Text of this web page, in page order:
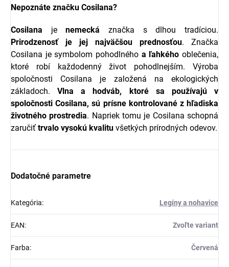
Nepoznáte značku Cosilana?
Cosilana jenemecká značka s dlhou tradíciou.
Prirodzenosť je jej najväčšou prednosťou. Značka
Cosilana je symbolom pohodlného a ľahkého oblečenia,
ktoré robí každodenný život pohodlnejším. Výroba
spoločnosti Cosilana je založená na ekologických
základoch.Vlna a hodváb, ktoré sa používajú v
spoločnosti Cosilana, sú prísne kontrolované z hľadiska
životného prostredia. Napriek tomu je Cosilana schopná
zaručiť trvalo vysokú kvalitu všetkých prírodných odevov.
Dodatočné parametre
Kategória: Legíny a nohavice
EAN: Zvoľte variant
Farba: Červená